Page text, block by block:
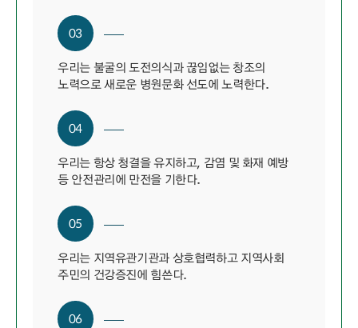
03
우리는 불굴의 도전의식과 끊임없는 창조의
노력으로 새로운 병원문화 선도에 노력한다.
04
우리는 항상 청결을 유지하고, 감염 및 화재 예방
등 안전관리에 만전을 기한다.
05
우리는 지역유관기관과 상호협력하고 지역사회
주민의 건강증진에 힘쓴다.
06